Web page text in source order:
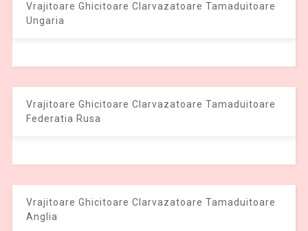
Vrajitoare Ghicitoare Clarvazatoare Tamaduitoare
Ungaria
Vrajitoare Ghicitoare Clarvazatoare Tamaduitoare
Federatia Rusa
Vrajitoare Ghicitoare Clarvazatoare Tamaduitoare
Anglia